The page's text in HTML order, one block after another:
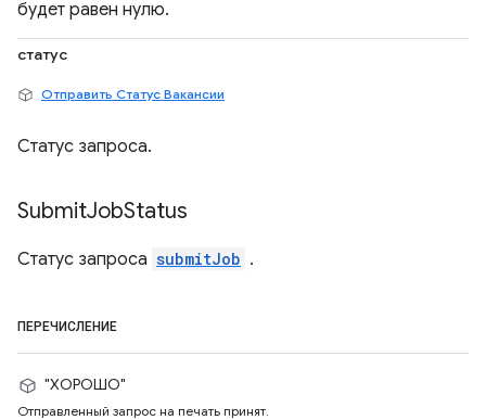
будет равен нулю.
статус
Отправить Статус Вакансии
Статус запроса.
SubmitJobStatus
Статус запроса submitJob .
ПЕРЕЧИСЛЕНИЕ
"ХОРОШО"
Отправленный запрос на печать принят.